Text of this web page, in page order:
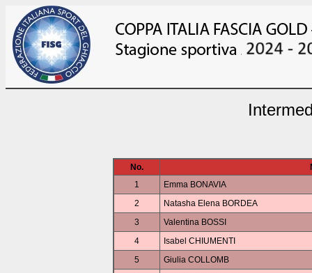
No.
1
Emma BONAVIA
2
Natasha Elena BORDEA
3
Valentina BOSSI
4
Isabel CHIUMENTI
5
Giulia COLLOMB